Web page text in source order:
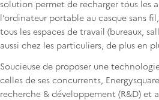
solution permet de recharger tous les
l’ordinateur portable au casque sans
tous les espaces de travail (bureaux,
aussi chez les particuliers, de plus en
Soucieuse de proposer une
celles de ses concurrents,
recherche & développement (R&D) et